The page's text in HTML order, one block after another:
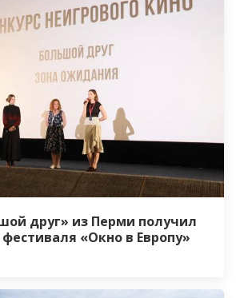
друг» из Перми получил
«Окно в Европу»